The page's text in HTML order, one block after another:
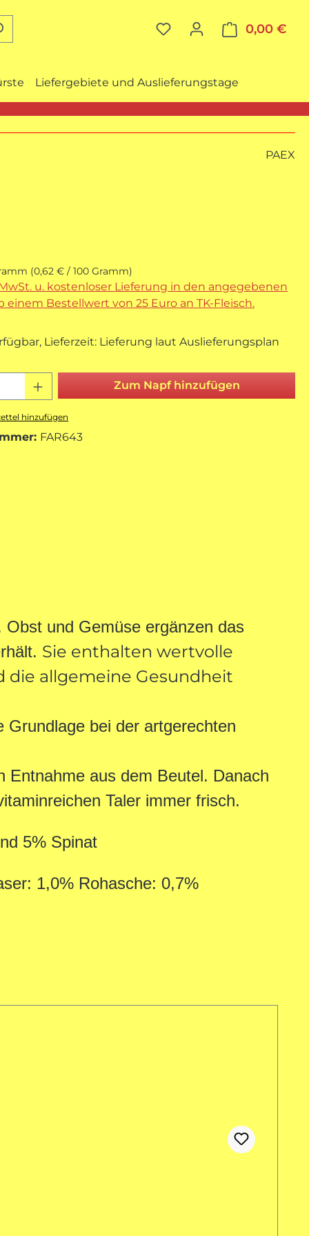
0,00 €
Liefergebiete und Auslieferungstage
PAEX
(0,62 € / 100 Gramm)
u. kostenloser Lieferung in den angegebenen
einem Bestellwert von 25 Euro an TK-Fleisch.
Lieferzeit: Lieferung laut Auslieferungsplan
Anzahl: Gib den gewünschten
Zum Napf hinzufügen
hinzufügen
FAR643
und Gemüse ergänzen das
Sie enthalten wertvolle
die allgemeine Gesundheit
Grundlage bei der artgerechten
Entnahme aus dem Beutel. Danach
Taler immer frisch.
5% Spinat
1,0% Rohasche: 0,7%